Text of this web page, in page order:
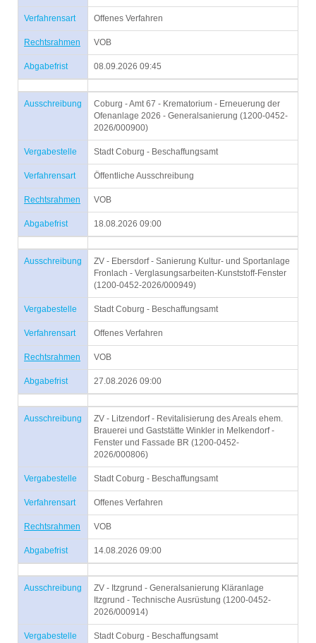
Verfahrensart Offenes Verfahren
Rechtsrahmen VOB
Abgabefrist 08.09.2026 09:45
Ausschreibung
Coburg - Amt 67 - Krematorium - Erneuerung der
Ofenanlage 2026 - Generalsanierung (1200-0452-
2026/000900)
Vergabestelle Stadt Coburg - Beschaffungsamt
Verfahrensart Öffentliche Ausschreibung
Rechtsrahmen VOB
Abgabefrist 18.08.2026 09:00
Ausschreibung
ZV - Ebersdorf - Sanierung Kultur- und Sportanlage
Fronlach - Verglasungsarbeiten-Kunststoff-Fenster
(1200-0452-2026/000949)
Vergabestelle Stadt Coburg - Beschaffungsamt
Verfahrensart Offenes Verfahren
Rechtsrahmen VOB
Abgabefrist 27.08.2026 09:00
Ausschreibung
ZV - Litzendorf - Revitalisierung des Areals ehem.
Brauerei und Gaststätte Winkler in Melkendorf -
Fenster und Fassade BR (1200-0452-
2026/000806)
Vergabestelle Stadt Coburg - Beschaffungsamt
Verfahrensart Offenes Verfahren
Rechtsrahmen VOB
Abgabefrist 14.08.2026 09:00
Ausschreibung
ZV - Itzgrund - Generalsanierung Kläranlage
Itzgrund - Technische Ausrüstung (1200-0452-
2026/000914)
Vergabestelle Stadt Coburg - Beschaffungsamt